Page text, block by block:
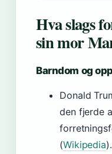
Hva slags
sin mor
Barndom og
Donald
den fjerde
(Wikipedia).